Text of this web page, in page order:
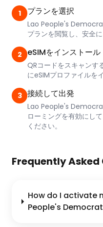
1 プランを選択
Lao People's
プランを閲覧し、安全に
2 eSIMをインストール
QRコードをスキャンす
にeSIMプロファイルを
3 接続して出発
Lao People's
ローミングを有効にし
ください。
Frequently Asked
How do I activate
People's